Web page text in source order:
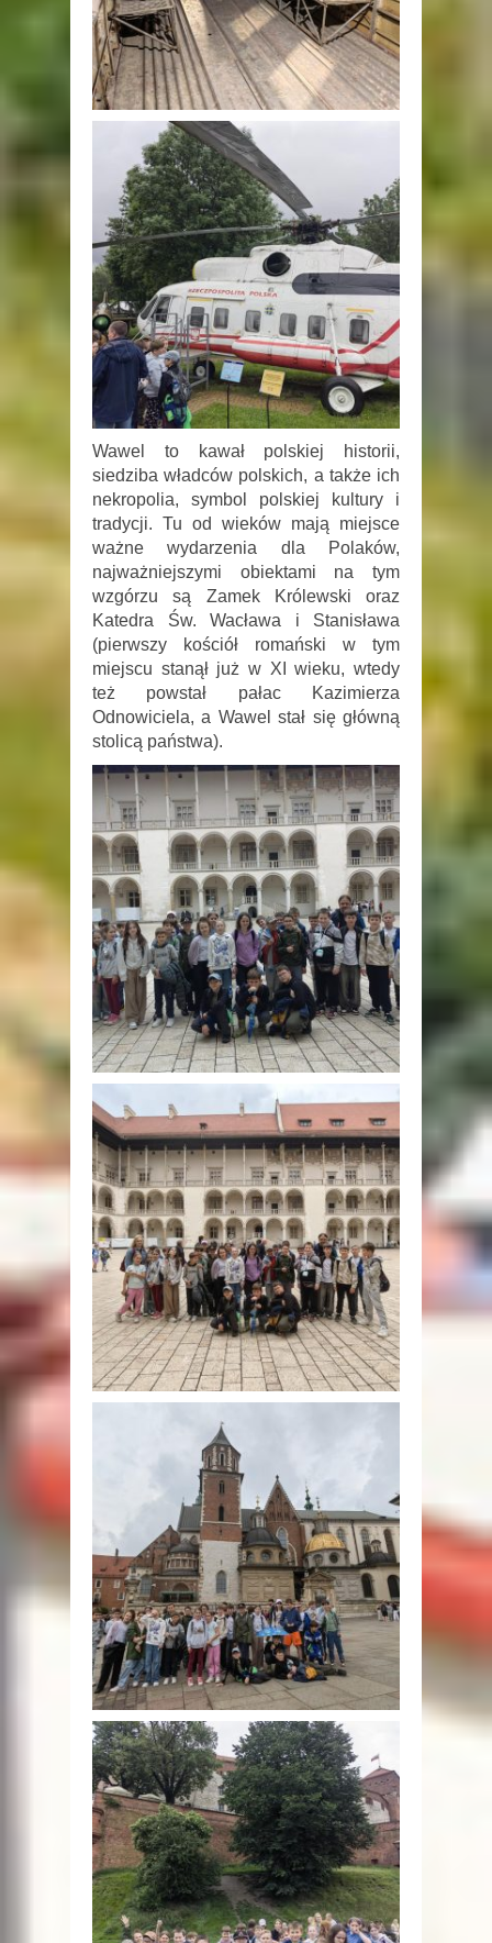
Wawel to kawał polskiej historii,
siedziba władców polskich, a także ich
nekropolia, symbol polskiej kultury i
tradycji. Tu od wieków mają miejsce
ważne wydarzenia dla Polaków,
najważniejszymi obiektami na tym
wzgórzu są Zamek Królewski oraz
Katedra Św. Wacława i Stanisława
(pierwszy kościół romański w tym
miejscu stanął już w XI wieku, wtedy
też powstał pałac Kazimierza
Odnowiciela, a Wawel stał się główną
stolicą państwa).